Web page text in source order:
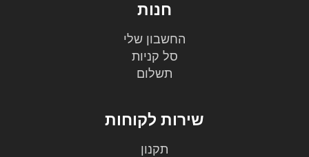
חנות
החשבון שלי
סל קניות
תשלום
שירות לקוחות
תקנון